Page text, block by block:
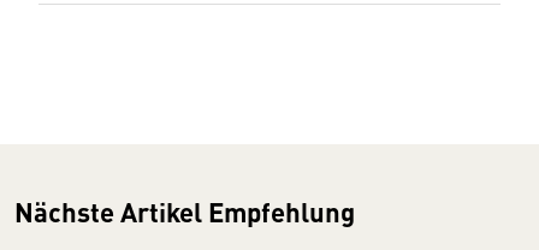
Nächste Artikel Empfehlung